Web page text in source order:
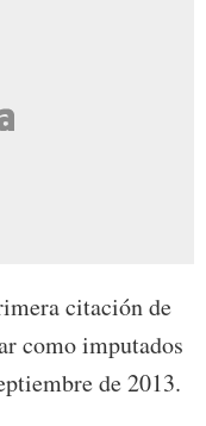
citación de
como imputados
de 2013.